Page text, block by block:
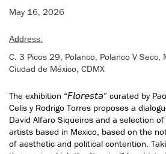
May 16, 2026
Address:
C. 3 Picos 29, Polanco, Polanco V
Ciudad de México, CDMX
The exhibition “𝘍𝘭𝘰𝘳𝘦𝘴𝘵𝘢” curated by
Celis y Rodrigo Torres proposes a
David Alfaro Siqueiros and a selection
artists based in Mexico, based on the
of aesthetic and political contention.